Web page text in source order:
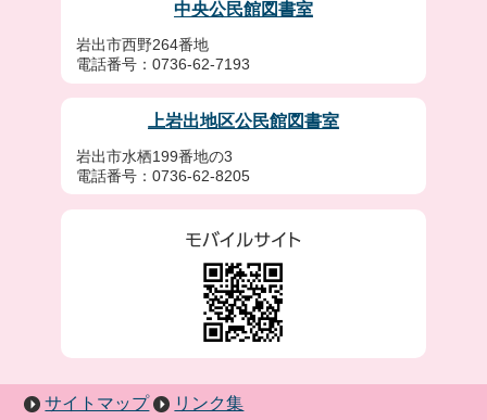
中央公民館図書室
岩出市西野264番地
電話番号：0736-62-7193
上岩出地区公民館図書室
岩出市水栖199番地の3
電話番号：0736-62-8205
サイトマップ リンク集